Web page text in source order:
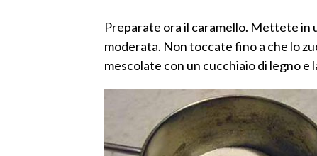
Preparate ora il caramello. Mettete in
moderata. Non toccate fino a che lo
mescolate con un cucchiaio di legno e